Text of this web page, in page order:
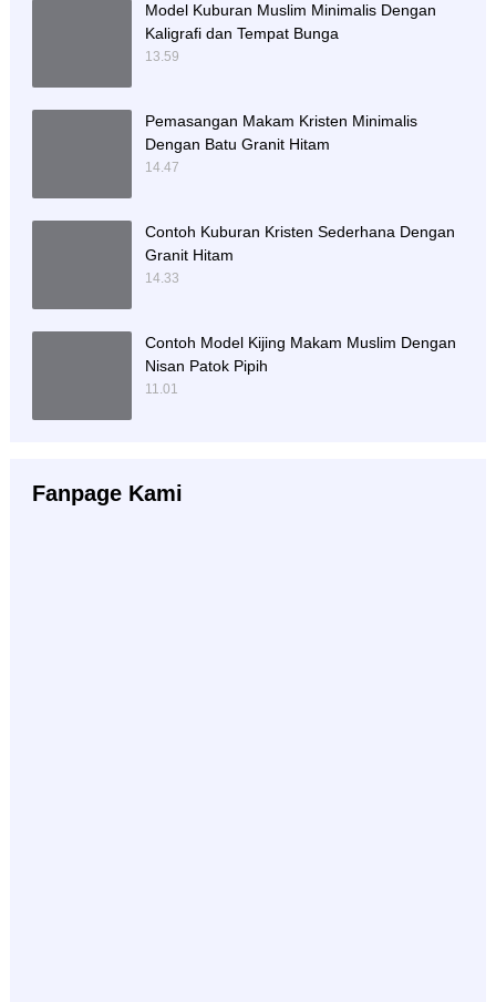
Model Kuburan Muslim Minimalis Dengan
Kaligrafi dan Tempat Bunga
13.59
Pemasangan Makam Kristen Minimalis
Dengan Batu Granit Hitam
14.47
Contoh Kuburan Kristen Sederhana Dengan
Granit Hitam
14.33
Contoh Model Kijing Makam Muslim Dengan
Nisan Patok Pipih
11.01
Fanpage Kami